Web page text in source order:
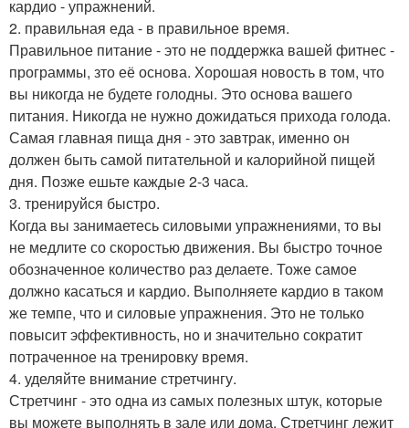
кардио - упражнений.
2. правильная еда - в правильное время.
Правильное питание - это не поддержка вашей фитнес -
программы, зто её основа. Хорошая новость в том, что
вы никогда не будете голодны. Это основа вашего
питания. Никогда не нужно дожидаться прихода голода.
Самая главная пища дня - это завтрак, именно он
должен быть самой питательной и калорийной пищей
дня. Позже ешьте каждые 2-3 часа.
3. тренируйся быстро.
Когда вы занимаетесь силовыми упражнениями, то вы
не медлите со скоростью движения. Вы быстро точное
обозначенное количество раз делаете. Тоже самое
должно касаться и кардио. Выполняете кардио в таком
же темпе, что и силовые упражнения. Это не только
повысит эффективность, но и значительно сократит
потраченное на тренировку время.
4. уделяйте внимание стретчингу.
Стретчинг - это одна из самых полезных штук, которые
вы можете выполнять в зале или дома. Стретчинг лежит